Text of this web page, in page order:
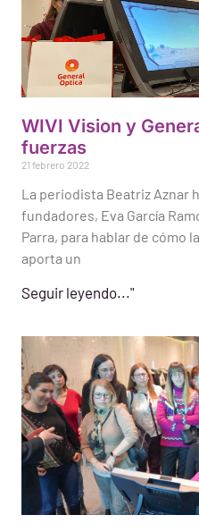
WIVI Vision y
fuerzas
21 febrero 2022
La periodista Beatriz Aznar
fundadores, Eva García
Parra, para hablar de cómo
aporta un
Seguir leyendo..."